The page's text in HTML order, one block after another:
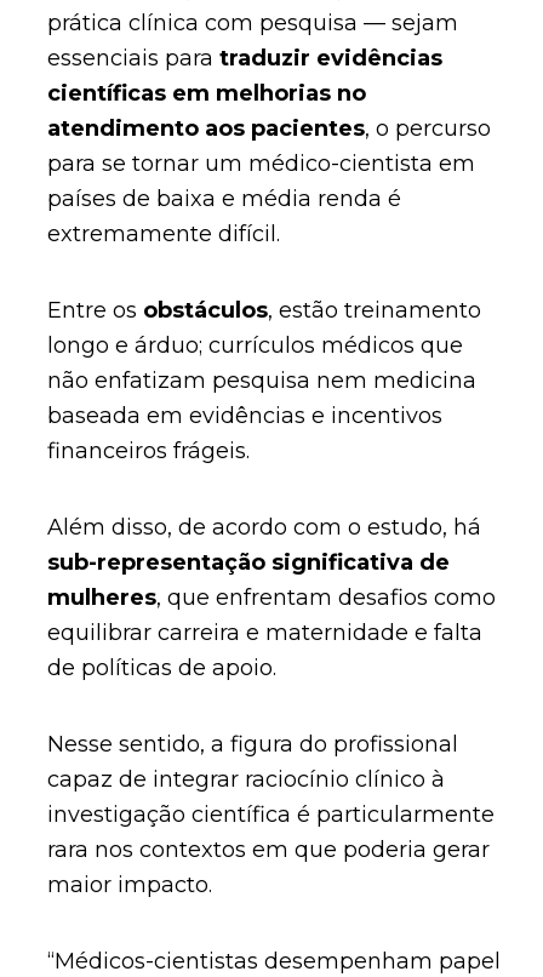
prática clínica com pesquisa — sejam
essenciais para traduzir evidências
científicas em melhorias no
atendimento aos pacientes, o percurso
para se tornar um médico-cientista em
países de baixa e média renda é
extremamente difícil.
Entre os obstáculos, estão treinamento
longo e árduo; currículos médicos que
não enfatizam pesquisa nem medicina
baseada em evidências e incentivos
financeiros frágeis.
Além disso, de acordo com o estudo, há
sub-representação significativa de
mulheres, que enfrentam desafios como
equilibrar carreira e maternidade e falta
de políticas de apoio.
Nesse sentido, a figura do profissional
capaz de integrar raciocínio clínico à
investigação científica é particularmente
rara nos contextos em que poderia gerar
maior impacto.
“Médicos-cientistas desempenham papel